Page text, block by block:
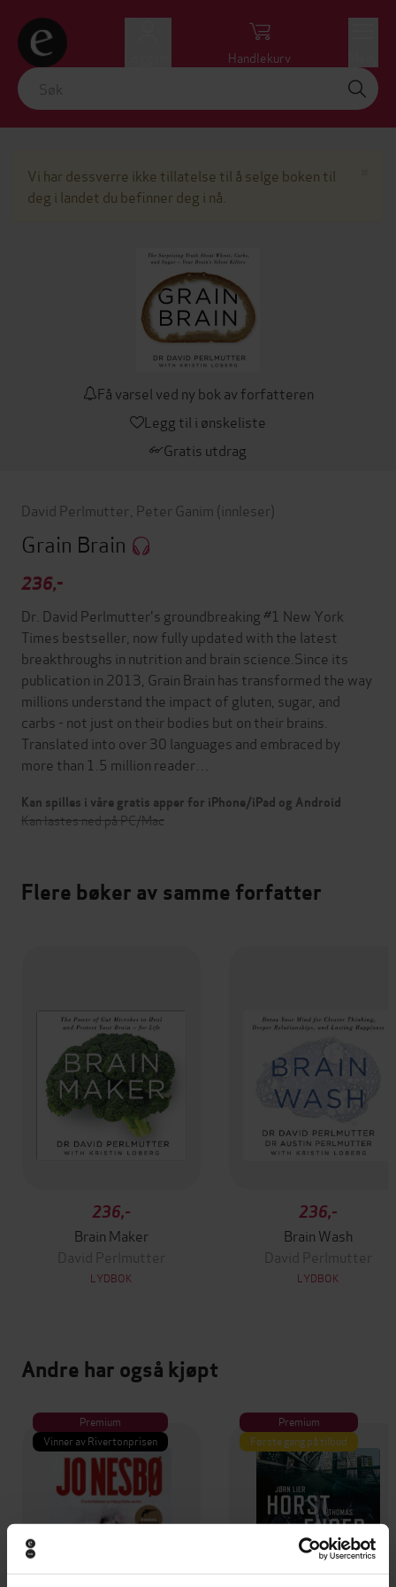
Handlekurv
Vi har dessverre ikke tillatelse til å selge boken til
deg i landet du befinner deg i nå.
Få varsel ved ny bok av forfatteren
Legg til i ønskeliste
Gratis utdrag
David Perlmutter Peter Ganim (innleser)
Grain Brain
236,-
Dr. David Perlmutter's groundbreaking #1 New York
Times bestseller, now fully updated with the latest
breakthroughs in nutrition and brain science.Since its
publication in 2013, Grain Brain has transformed the way
millions understand the impact of gluten, sugar, and
carbs - not just on their bodies but on their brains.
Translated into over 30 languages and embraced by
more than 1.5 million reader…
Kan spilles i våre gratis apper for iPhone/iPad og Android
Kan lastes ned på PC/Mac
Flere bøker av samme forfatter
236,-
Brain Maker
David Perlmutter
LYDBOK
236,-
Brain Wash
David Perlmutter
LYDBOK
Andre har også kjøpt
Premium
Vinner av Rivertonprisen
Premium
Første gang på tilbud